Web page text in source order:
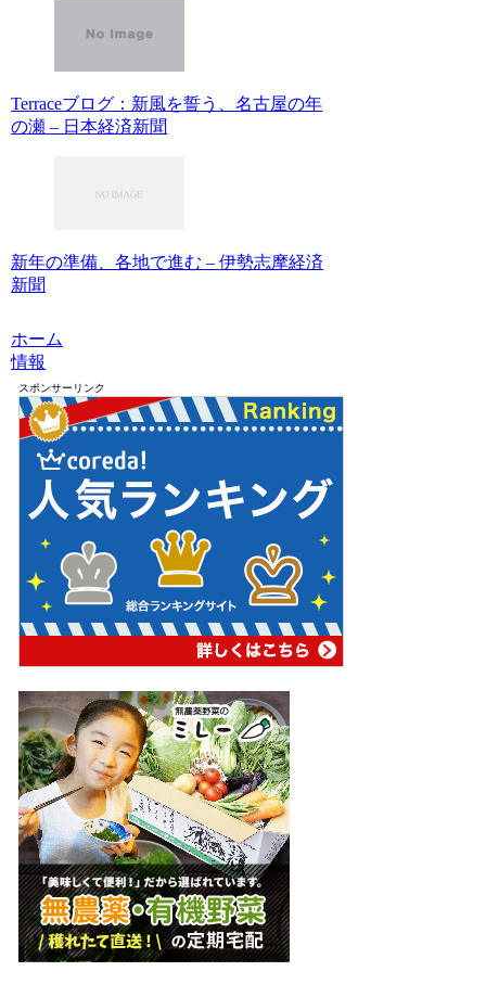
Terraceブログ：新風を誓う、名古屋の年
の瀬 – 日本経済新聞
新年の準備、各地で進む – 伊勢志摩経済
新聞
ホーム
情報
スポンサーリンク